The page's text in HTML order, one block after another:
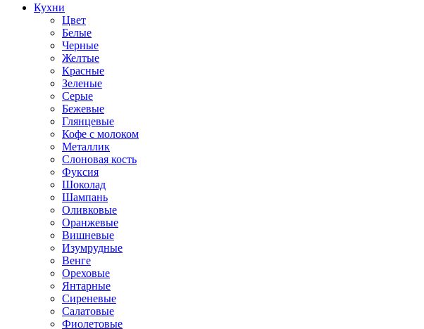
Кухни
Цвет
Белые
Черные
Желтые
Красные
Зеленые
Серые
Бежевые
Глянцевые
Кофе с молоком
Металлик
Слоновая кость
Фуксия
Шоколад
Шампань
Оливковые
Оранжевые
Вишневые
Изумрудные
Венге
Ореховые
Янтарные
Сиреневые
Салатовые
Фиолетовые